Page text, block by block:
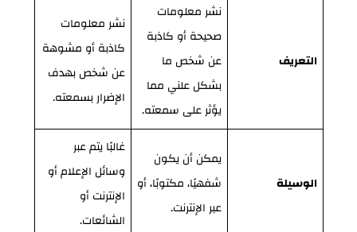
التعريف
نشر معلومات
صحيحة أو كاذبة
عن شخص ما
بشكل علني مما
يؤثر على سمعته.
نشر معلومات
كاذبة أو مشوهة
عن شخص بهدف
الإضرار بسمعته.
الوسيلة
يمكن أن يكون
شفهيًا، مكتوبًا، أو
عبر الإنترنت.
غالبًا يتم عبر
وسائل الإعلام أو
الإنترنت أو
الشائعات.